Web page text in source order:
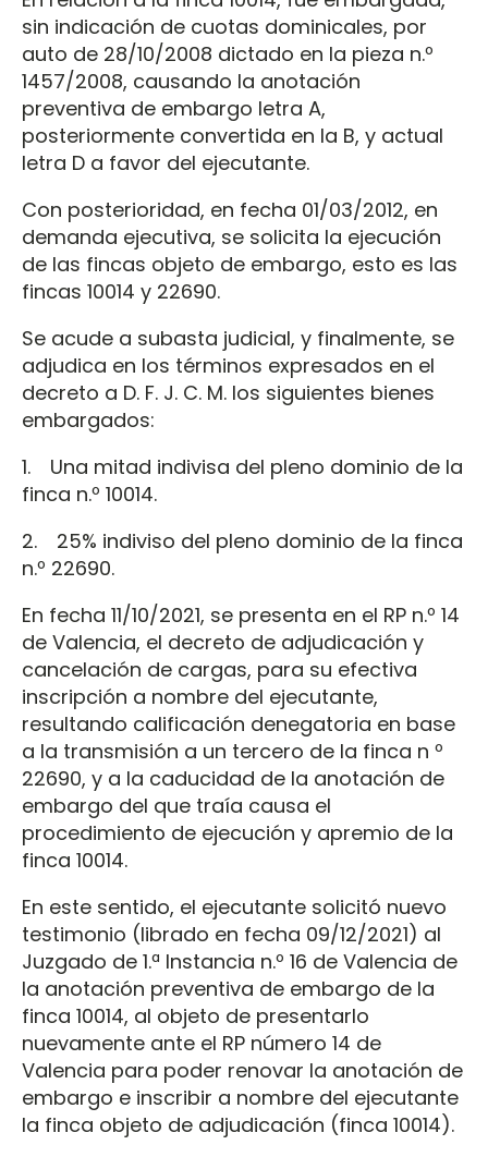
sin indicación de cuotas dominicales, por
auto de 28/10/2008 dictado en la pieza n.º
1457/2008, causando la anotación
preventiva de embargo letra A,
posteriormente convertida en la B, y actual
letra D a favor del ejecutante.
Con posterioridad, en fecha 01/03/2012, en
demanda ejecutiva, se solicita la ejecución
de las fincas objeto de embargo, esto es las
fincas 10014 y 22690.
Se acude a subasta judicial, y finalmente, se
adjudica en los términos expresados en el
decreto a D. F. J. C. M. los siguientes bienes
embargados:
1. Una mitad indivisa del pleno dominio de la
finca n.º 10014.
2. 25% indiviso del pleno dominio de la finca
n.º 22690.
En fecha 11/10/2021, se presenta en el RP n.º 14
de Valencia, el decreto de adjudicación y
cancelación de cargas, para su efectiva
inscripción a nombre del ejecutante,
resultando calificación denegatoria en base
a la transmisión a un tercero de la finca n º
22690, y a la caducidad de la anotación de
embargo del que traía causa el
procedimiento de ejecución y apremio de la
finca 10014.
En este sentido, el ejecutante solicitó nuevo
testimonio (librado en fecha 09/12/2021) al
Juzgado de 1.ª Instancia n.º 16 de Valencia de
la anotación preventiva de embargo de la
finca 10014, al objeto de presentarlo
nuevamente ante el RP número 14 de
Valencia para poder renovar la anotación de
embargo e inscribir a nombre del ejecutante
la finca objeto de adjudicación (finca 10014).